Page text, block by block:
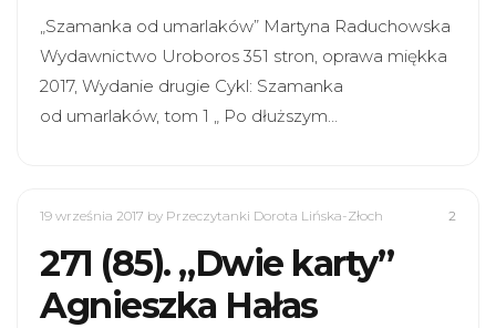
„Szamanka od umarlaków” Martyna Raduchowska
Wydawnictwo Uroboros 351 stron, oprawa miękka
2017, Wydanie drugie Cykl: Szamanka
od umarlaków, tom 1 „ Po dłuższym…
19 września 2017 by Przeczytanki Dorota Lińska-Złoch 2
271 (85). „Dwie karty”
Agnieszka Hałas